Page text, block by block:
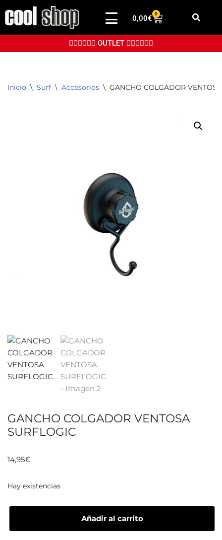
Saltar
contenido
0,00€
0
👉🏼👉🏼👉🏼 OUTLET 👈🏼👈🏼👈🏼
Inicio \ Surf \ Accesorios \ GANCHO COLGADOR
GANCHO COLGADOR VENTOSA
SURFLOGIC
14,95€
Hay existencias
Añadir al carrito